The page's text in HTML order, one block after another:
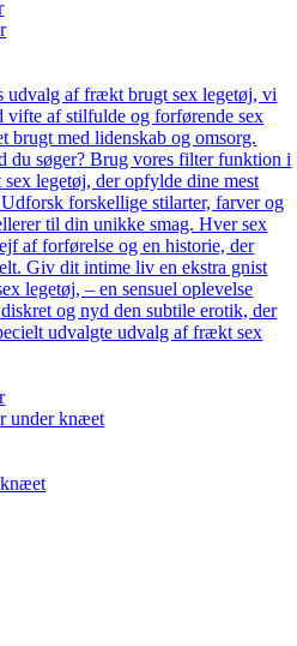
udvalg af frækt brugt sex legetøj, vi
vifte af stilfulde og forførende sex
brugt med lidenskab og omsorg.
du søger? Brug vores filter funktion i
legetøj, der opfylde dine mest
forskellige stilarter, farver og
til din unikke smag. Hver sex
af forførelse og en historie, der
Giv dit intime liv en ekstra gnist
legetøj, – en sensuel oplevelse
og nyd den subtile erotik, der
udvalgte udvalg af frækt sex
under knæet